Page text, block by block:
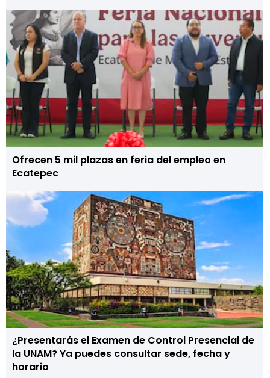
Ofrecen 5 mil plazas en feria del empleo en
Ecatepec
¿Presentarás el Examen de Control Presencial de
la UNAM? Ya puedes consultar sede, fecha y
horario